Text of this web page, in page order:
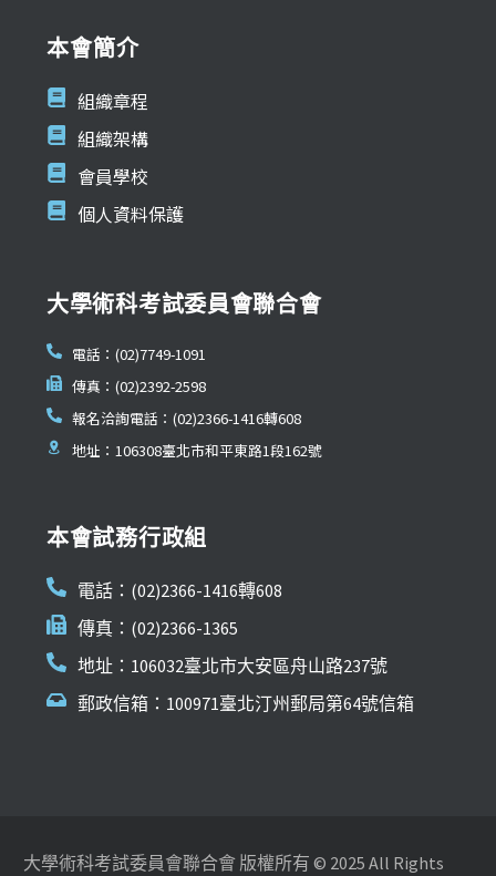
本會簡介
組織章程
組織架構
會員學校
個人資料保護
大學術科考試委員會聯合會
電話：(02)7749-1091
傳真：(02)2392-2598
報名洽詢電話：(02)2366-1416轉608
地址：106308臺北市和平東路1段162號
本會試務行政組
電話：(02)2366-1416轉608
傳真：(02)2366-1365
地址：106032臺北市大安區舟山路237號
郵政信箱：100971臺北汀州郵局第64號信箱
大學術科考試委員會聯合會 版權所有 © 2025 All Rights